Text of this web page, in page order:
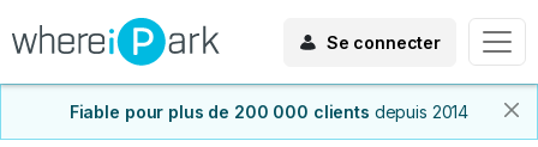
Se connecter
Fiable pour plus de 200 000 clients depuis 2014